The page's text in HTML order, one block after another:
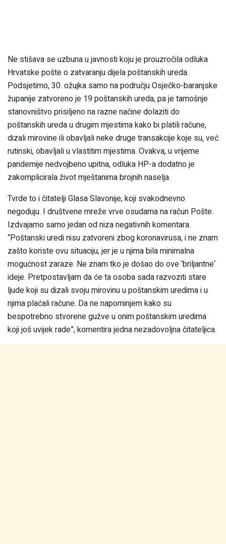
Ne stišava se uzbuna u javnosti koju je prouzročila odluka
Hrvatske pošte o zatvaranju dijela poštanskih ureda.
Podsjetimo, 30. ožujka samo na području Osječko-baranjske
županije zatvoreno je 19 poštanskih ureda, pa je tamošnje
stanovništvo prisiljeno na razne načine dolaziti do
poštanskih ureda u drugim mjestima kako bi platili račune,
dizali mirovine ili obavljali neke druge transakcije koje su, već
rutinski, obavljali u vlastitim mjestima. Ovakva, u vrijeme
pandemije nedvojbeno upitna, odluka HP-a dodatno je
zakomplicirala život mještanima brojnih naselja.
Tvrde to i čitatelji Glasa Slavonije, koji svakodnevno
negoduju. I društvene mreže vrve osudama na račun Pošte.
Izdvajamo samo jedan od niza negativnih komentara.
“Poštanski uredi nisu zatvoreni zbog koronavirusa, i ne znam
zašto koriste ovu situaciju, jer je u njima bila minimalna
mogućnost zaraze. Ne znam tko je došao do ove ‘briljantne‘
ideje. Pretpostavljam da će ta osoba sada razvoziti stare
ljude koji su dizali svoju mirovinu u poštanskim uredima i u
njima plaćali račune. Da ne napominjem kako su
bespotrebno stvorene gužve u onim poštanskim uredima
koji još uvijek rade”, komentira jedna nezadovoljna čitateljica.